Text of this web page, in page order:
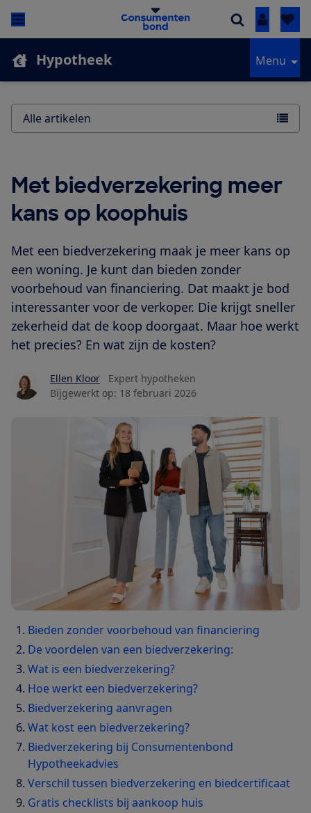
Inloggen
Hypotheek Menu
Met biedverzekering meer
kans op koophuis
Met een biedverzekering maak je meer kans op
een woning. Je kunt dan bieden zonder
voorbehoud van financiering. Dat maakt je bod
interessanter voor de verkoper. Die krijgt sneller
zekerheid dat de koop doorgaat. Maar hoe werkt
het precies? En wat zijn de kosten?
Ellen Kloor
Expert hypotheken
Bijgewerkt op: 18 februari 2026
Bieden zonder voorbehoud van financiering
De voordelen van een biedverzekering:
Wat is een biedverzekering?
Hoe werkt een biedverzekering?
Biedverzekering aanvragen
Wat kost een biedverzekering?
Biedverzekering bij Consumentenbond
Hypotheekadvies
Verschil tussen biedverzekering en biedcertificaat
Gratis checklists bij aankoop huis
Alle artikelen